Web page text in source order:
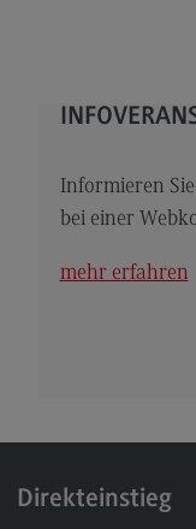
Elektrotechnik
Profil-O-Mat
(External link)
Modulangebot
Informieren
bei einer
mehr erfahren
Direkteinstieg